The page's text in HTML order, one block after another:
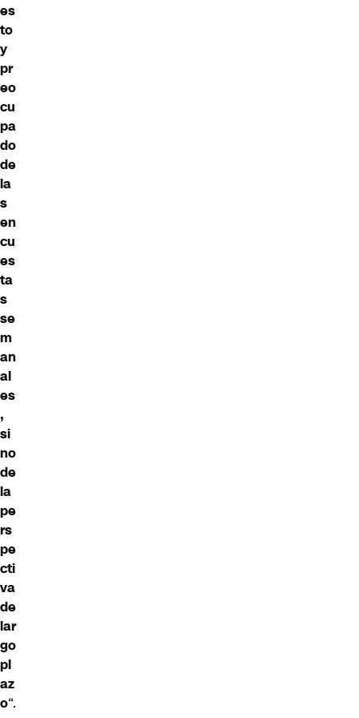
es
to
y
pr
eo
cu
pa
do
de
la
s
en
cu
es
ta
s
se
m
an
al
es
,
si
no
de
la
pe
rs
pe
cti
va
de
lar
go
pl
az
o“.